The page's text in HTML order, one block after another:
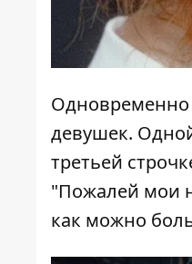
Одновременно
девушек.
третьей
"Пожалей мои
как можно